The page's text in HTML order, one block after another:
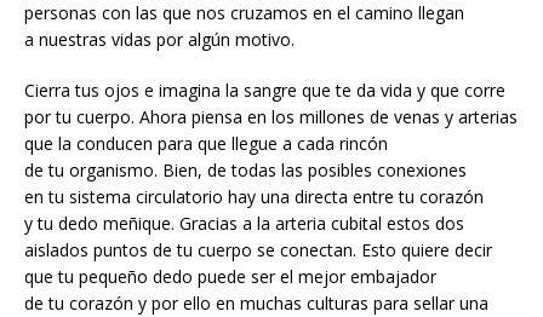
personas con las que nos cruzamos en el camino llegan
a nuestras vidas por algún motivo.
Cierra tus ojos e imagina la sangre que te da vida y que corre
por tu cuerpo. Ahora piensa en los millones de venas y arterias
que la conducen para que llegue a cada rincón
de tu organismo. Bien, de todas las posibles conexiones
en tu sistema circulatorio hay una directa entre tu corazón
y tu dedo meñique. Gracias a la arteria cubital estos dos
aislados puntos de tu cuerpo se conectan. Esto quiere decir
que tu pequeño dedo puede ser el mejor embajador
de tu corazón y por ello en muchas culturas para sellar una